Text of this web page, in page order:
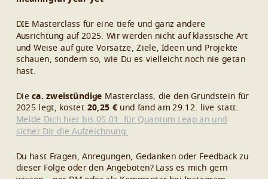
DIE Masterclass für eine tiefe und ganz andere
Ausrichtung auf 2025. Wir werden nicht auf klassische Art
und Weise auf gute Vorsätze, Ziele, Ideen und Projekte
schauen, sondern so, wie Du es vielleicht noch nie getan
hast.
Dieca. zweistündige Masterclass, die den Grundstein für
2025 legt, kostet 20,25 € und fand am 29.12. live statt.
Melde Dich hier bis 05.01. für Quantum Leap an und
sicher Dir die Aufzeichnung.
Du hast Fragen, Anregungen, Gedanken oder Feedback zu
dieser Folge oder den Angeboten? Lass es mich gern